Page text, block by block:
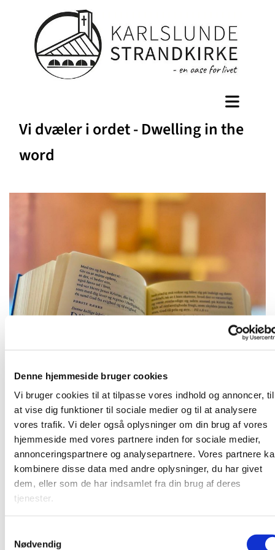
Denne hjemmeside bruger cookies
Vi bruger cookies til at tilpasse vores indhold og annoncer, til
at vise dig funktioner til sociale medier og til at analysere
vores trafik. Vi deler også oplysninger om din brug af vores
hjemmeside med vores partnere inden for sociale medier,
annonceringspartnere og analysepartnere. Vores partnere
kombinere disse data med andre oplysninger, du har givet
dem, eller som de har indsamlet fra din brug af deres
tjenester.
Nødvendig
Vi dvæler i ordet - Dwelling in the
word
Onsdag 4. november 2026, kl. 09:00
Kirkens præst gennemgår den kommende søndags tekst
og vi snakke om teksten. Herefter bøn.